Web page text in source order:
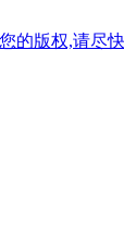
版权,请尽